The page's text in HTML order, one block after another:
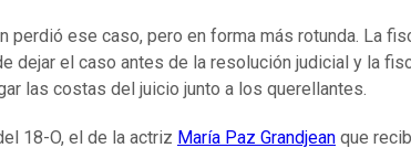
perdió ese caso, pero en forma más rotunda. La
dejar el caso antes de la resolución judicial y la
las costas del juicio junto a los querellantes.
18-O, el de la actriz María Paz Grandjean que